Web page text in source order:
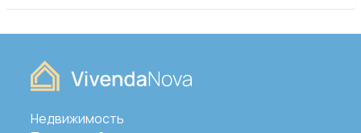
Недвижимость